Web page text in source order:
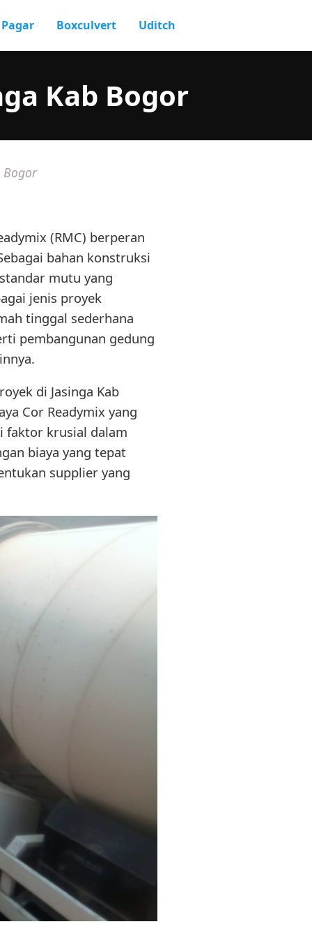
Pagar Boxculvert Uditch
Kab Bogor
Bogor
(RMC) berperan
bahan konstruksi
mutu yang
jenis proyek
tinggal sederhana
pembangunan gedung
di Jasinga Kab
Cor Readymix yang
faktor krusial dalam
biaya yang tepat
supplier yang